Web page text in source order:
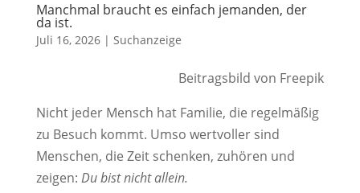
Manchmal braucht es einfach jemanden, der
da ist.
Juli 16, 2026| Suchanzeige
Beitragsbild von Freepik
Nicht jeder Mensch hat Familie, die regelmäßig
zu Besuch kommt. Umso wertvoller sind
Menschen, die Zeit schenken, zuhören und
zeigen: Du bist nicht allein.